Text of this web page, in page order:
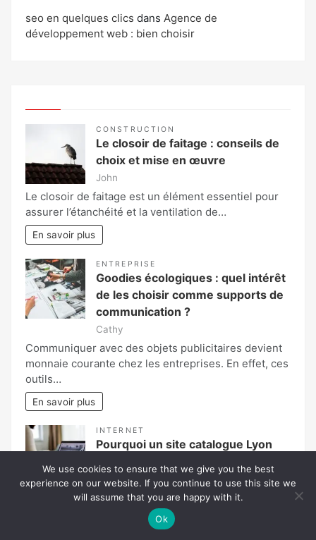
seo en quelques clics dans Agence de
développement web : bien choisir
CONSTRUCTION
Le closoir de faitage : conseils de
choix et mise en œuvre
John
Le closoir de faitage est un élément essentiel pour
assurer l’étanchéité et la ventilation de…
En savoir plus
ENTREPRISE
Goodies écologiques : quel intérêt
de les choisir comme supports de
communication ?
Cathy
Communiquer avec des objets publicitaires devient
monnaie courante chez les entreprises. En effet, ces
outils…
En savoir plus
INTERNET
Pourquoi un site catalogue Lyon
Lysandre Vesperal
Un site catalogue Lyon bien conçu ne se contente
pas de présenter vos produits : il…
We use cookies to ensure that we give you the best
experience on our website. If you continue to use this site we
will assume that you are happy with it.
Ok